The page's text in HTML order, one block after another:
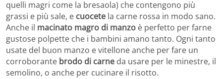
quelli magri come la bresaola) che contengono più
grassi e più sale, e cuocete la carne rossa in modo sano.
Anche il macinato magro di manzo è perfetto per farne
gustose polpette che i bambini amano tanto. Ogni tanto
usate del buon manzo e vitellone anche per fare un
corroborante brodo di carne da usare per le minestre, il
semolino, o anche per cucinare il risotto.